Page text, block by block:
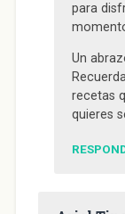
para
Un
recetas
quieres